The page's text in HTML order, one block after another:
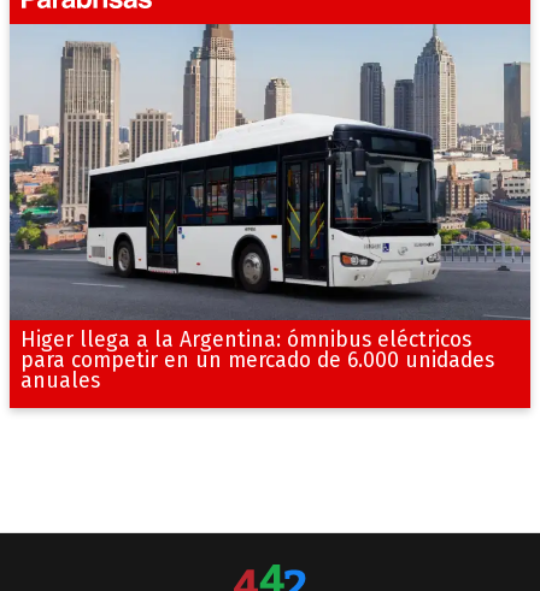
Higer llega a la Argentina: ómnibus eléctricos
para competir en un mercado de 6.000 unidades
anuales